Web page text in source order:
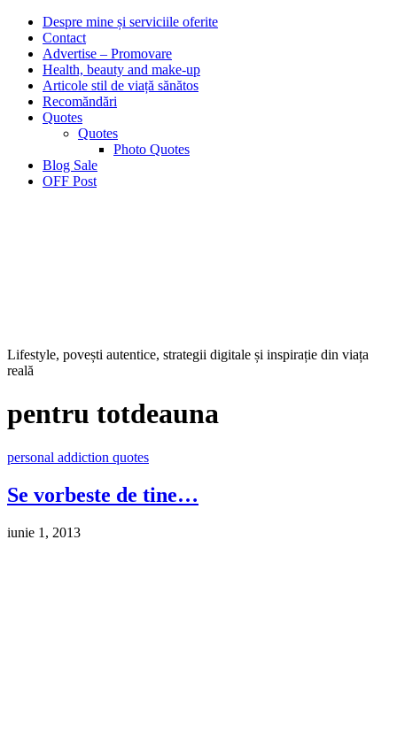
Despre mine și serviciile oferite
Contact
Advertise – Promovare
Health, beauty and make-up
Articole stil de viață sănătos
Recomăndări
Quotes
Quotes
Photo Quotes
Blog Sale
OFF Post
Lifestyle, povești autentice, strategii digitale și inspirație din viața
reală
pentru totdeauna
personal addiction quotes
Se vorbeste de tine…
iunie 1, 2013